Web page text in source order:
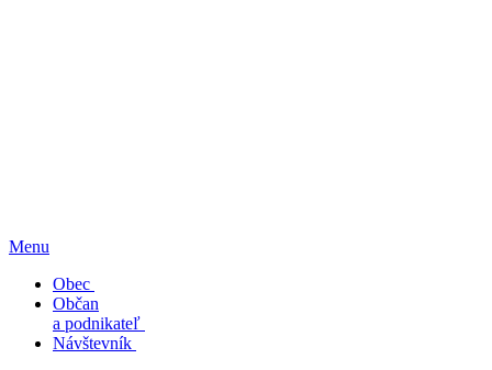
Menu
Obec
Občan
a podnikateľ
Návštevník